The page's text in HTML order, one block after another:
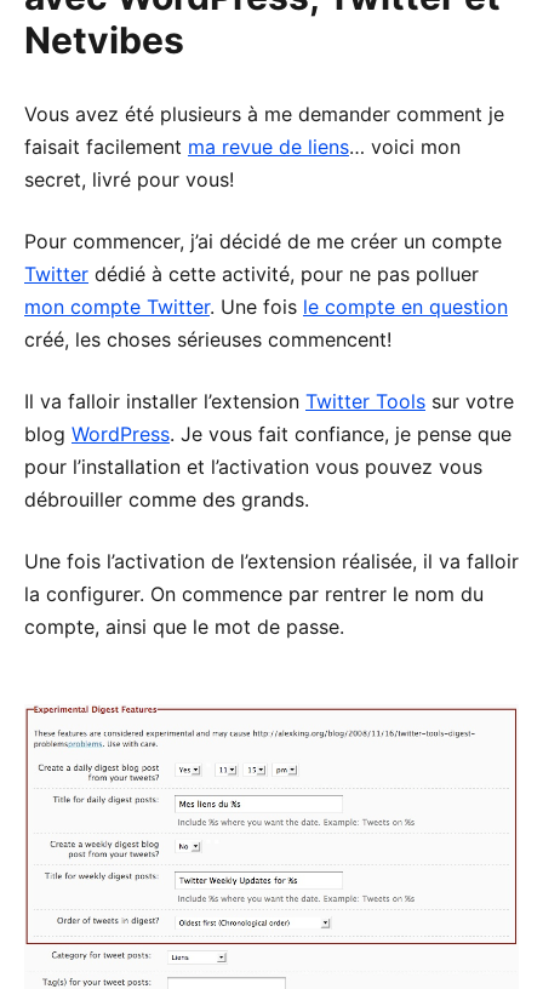
Netvibes
Vous avez été plusieurs à me demander comment je
faisait facilement ma revue de liens… voici mon
secret, livré pour vous!
Pour commencer, j’ai décidé de me créer un compte
Twitter dédié à cette activité, pour ne pas polluer
mon compte Twitter. Une fois le compte en question
créé, les choses sérieuses commencent!
Il va falloir installer l’extension Twitter Tools sur votre
blog WordPress. Je vous fait confiance, je pense que
pour l’installation et l’activation vous pouvez vous
débrouiller comme des grands.
Une fois l’activation de l’extension réalisée, il va falloir
la configurer. On commence par rentrer le nom du
compte, ainsi que le mot de passe.